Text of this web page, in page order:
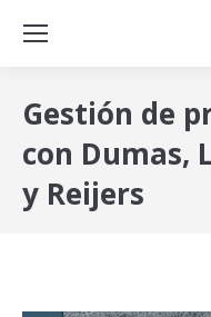
Gestión de
con Dumas,
y Reijers